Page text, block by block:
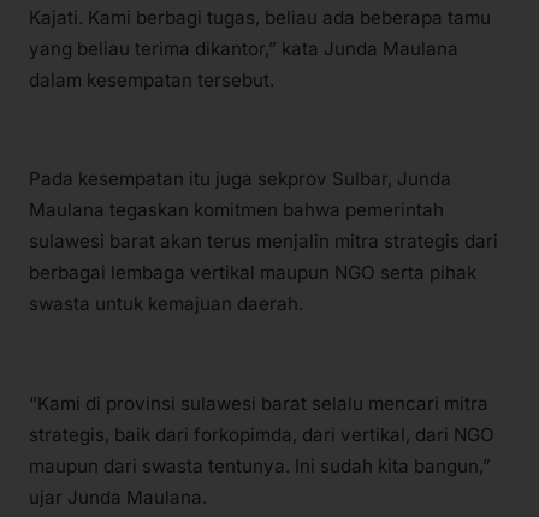
Kajati. Kami berbagi tugas, beliau ada beberapa tamu
yang beliau terima dikantor,” kata Junda Maulana
dalam kesempatan tersebut.
Pada kesempatan itu juga sekprov Sulbar, Junda
Maulana tegaskan komitmen bahwa pemerintah
sulawesi barat akan terus menjalin mitra strategis dari
berbagai lembaga vertikal maupun NGO serta pihak
swasta untuk kemajuan daerah.
“Kami di provinsi sulawesi barat selalu mencari mitra
strategis, baik dari forkopimda, dari vertikal, dari NGO
maupun dari swasta tentunya. Ini sudah kita bangun,”
ujar Junda Maulana.